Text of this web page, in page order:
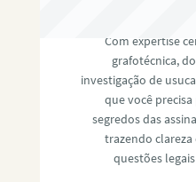
Com expertise
grafotécnica,
investigação de
que você
segredos das
trazendo
questões